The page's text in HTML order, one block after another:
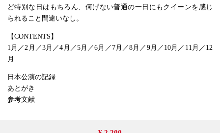
ど特別な日はもちろん、何げない普通の一日にもクイーンを感じ
られること間違いなし。
【CONTENTS】
1月／2月／3月／4月／5月／6月／7月／8月／9月／10月／11月／12
月
日本公演の記録
あとがき
参考文献